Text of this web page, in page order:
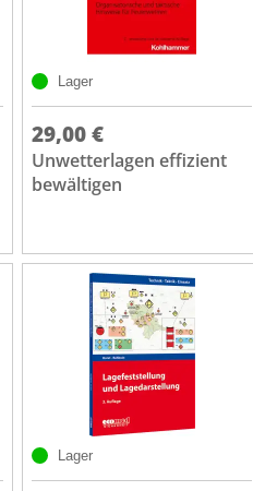
Lager
29,00 €
Unwetterlagen effizient
bewältigen
Lager